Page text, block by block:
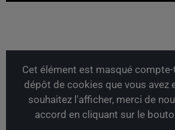
Cet élément est masqué
dépôt de cookies que vous avez
souhaitez l'afficher, merci de
accord en cliquant sur le